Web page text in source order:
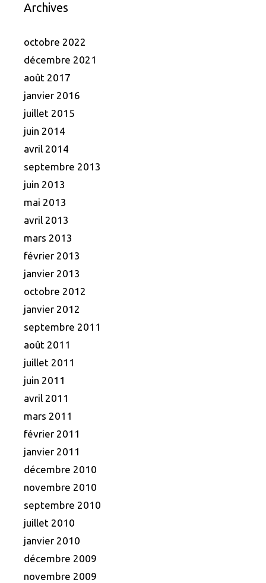
Archives
octobre 2022
décembre 2021
août 2017
janvier 2016
juillet 2015
juin 2014
avril 2014
septembre 2013
juin 2013
mai 2013
avril 2013
mars 2013
février 2013
janvier 2013
octobre 2012
janvier 2012
septembre 2011
août 2011
juillet 2011
juin 2011
avril 2011
mars 2011
février 2011
janvier 2011
décembre 2010
novembre 2010
septembre 2010
juillet 2010
janvier 2010
décembre 2009
novembre 2009